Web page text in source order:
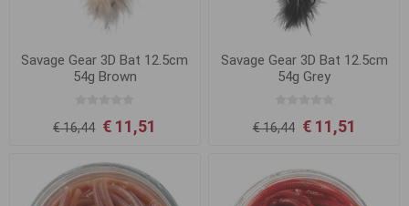
Savage Gear 3D Bat 12.5cm
54g Brown
€ 16,44 € 11,51
Savage Gear 3D Bat 12.5cm
54g Grey
€ 16,44 € 11,51